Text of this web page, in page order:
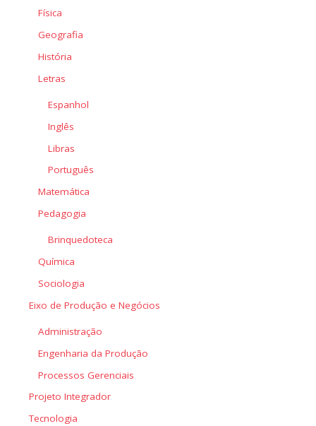
Física
Geografia
História
Letras
Espanhol
Inglês
Libras
Português
Matemática
Pedagogia
Brinquedoteca
Química
Sociologia
Eixo de Produção e Negócios
Administração
Engenharia da Produção
Processos Gerenciais
Projeto Integrador
Tecnologia